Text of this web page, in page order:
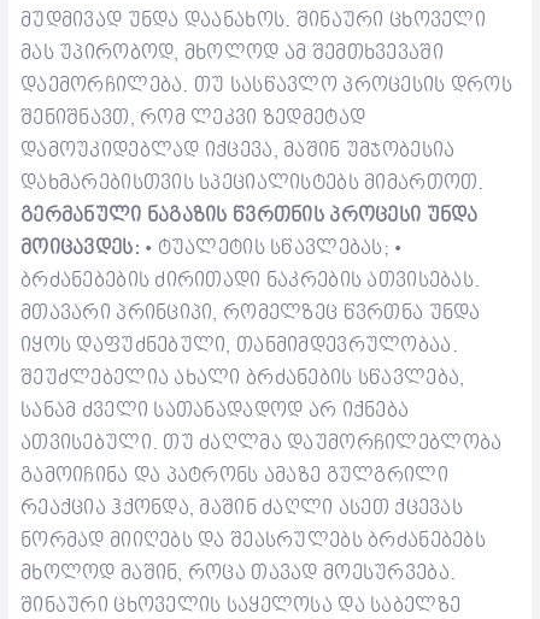
მუდმივად უნდა დაანახოს. შინაური ცხოველი
მას უპირობოდ, მხოლოდ ამ შემთხვევაში
დაემორჩილება. თუ სასწავლო პროცესის დროს
შენიშნავთ, რომ ლეკვი ზედმეტად
დამოუკიდებლად იქცევა, მაშინ უმჯობესია
დახმარებისთვის სპეციალისტებს მიმართოთ.
გერმანული ნაგაზის წვრთნის პროცესი უნდა
მოიცავდეს: • ტუალეტის სწავლებას; •
ბრძანებების ძირითადი ნაკრების ათვისებას.
მთავარი პრინციპი, რომელზეც წვრთნა უნდა
იყოს დაფუძნებული, თანმიმდევრულობაა.
შეუძლებელია ახალი ბრძანების სწავლება,
სანამ ძველი სათანადადოდ არ იქნება
ათვისებული. თუ ძაღლმა დაუმორჩილებლობა
გამოიჩინა და პატრონს ამაზე გულგრილი
რეაქცია ჰქონდა, მაშინ ძაღლი ასეთ ქცევას
ნორმად მიიღებს და შეასრულებს ბრძანებებს
მხოლოდ მაშინ, როცა თავად მოესურვება.
შინაური ცხოველის საყელოსა და საბელზე